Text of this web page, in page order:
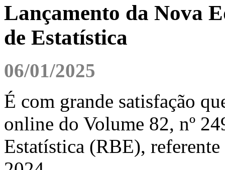
Lançamento da Nova
de Estatística
06/01/2025
É com grande satisfação
online do Volume 82, nº
Estatística (RBE),